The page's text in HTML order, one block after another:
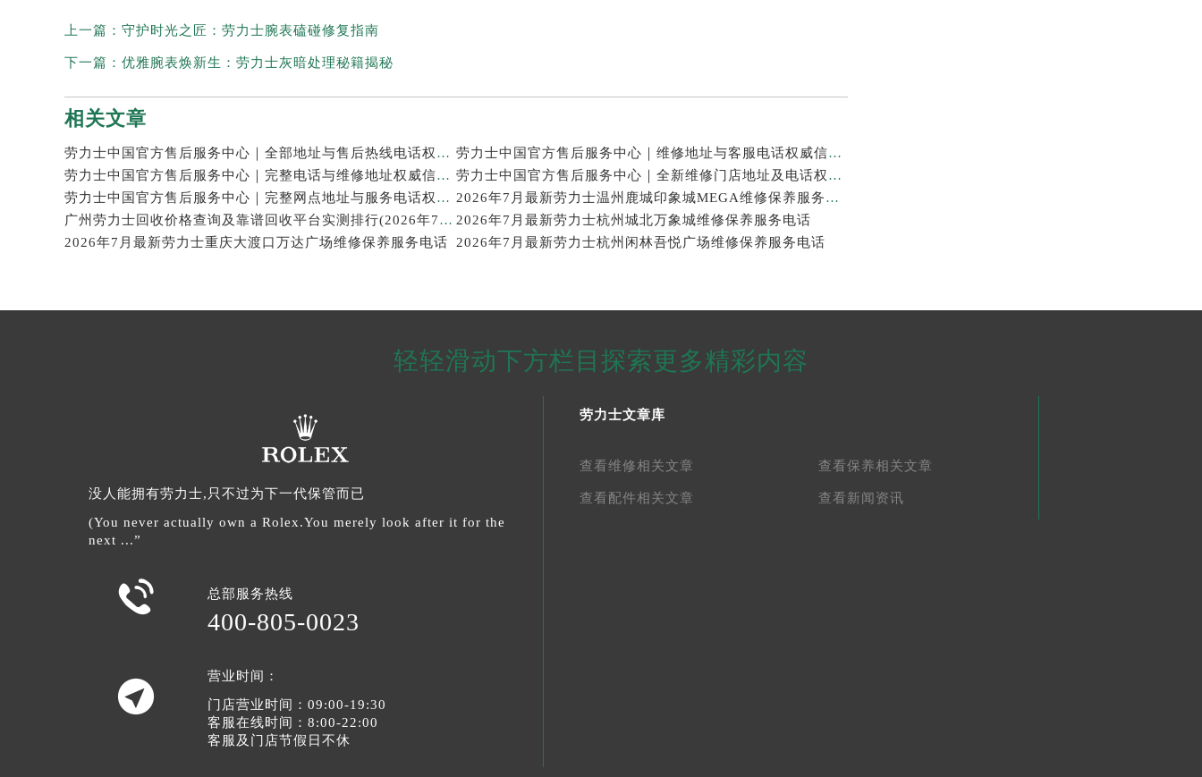
上一篇： 守护时光之匠：劳力士腕表磕碰修复指南
下一篇： 优雅腕表焕新生：劳力士灰暗处理秘籍揭秘
相关文章
劳力士中国官方售后服务中心｜全部地址与售后热线电话权威信息声明（2026年7月最新）
劳力士中国官方售后服务中心｜维修地址与客服电话权威信息通知（2026年7月最新）
劳力士中国官方售后服务中心｜完整电话与维修地址权威信息公告（2026年7月最新）
劳力士中国官方售后服务中心｜全新维修门店地址及电话权威信息通告（2026年7月最新）
劳力士中国官方售后服务中心｜完整网点地址与服务电话权威信息声明（2026年7月最新）
2026年7月最新劳力士温州鹿城印象城MEGA维修保养服务电话
广州劳力士回收价格查询及靠谱回收平台实测排行(2026年7月最新) 2026年7月最新劳力士杭州城北万象城维修保养服务电话
2026年7月最新劳力士重庆大渡口万达广场维修保养服务电话
2026年7月最新劳力士杭州闲林吾悦广场维修保养服务电话
轻轻滑动下方栏目探索更多精彩内容
没人能拥有劳力士,只不过为下一代保管而已
(You never actually own a Rolex.You merely look after it for the
next ...”
 总部服务热线
400-805-0023

营业时间：
门店营业时间：09:00-19:30
客服在线时间：8:00-22:00
客服及门店节假日不休
劳力士文章库
查看维修相关文章 查看保养相关文章
查看配件相关文章 查看新闻资讯